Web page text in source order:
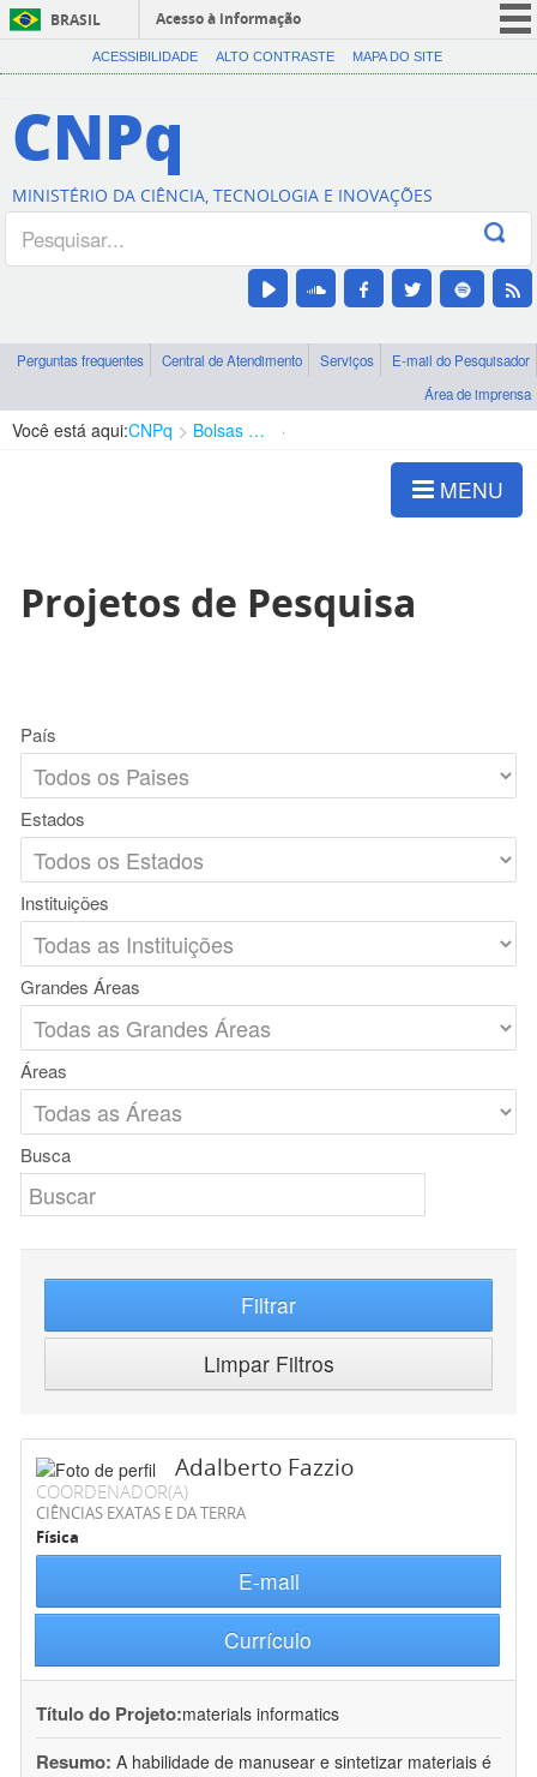
BRASIL
Acesso à informação
CORONAVÍRUS (COVID-19)
Canais
ACESSIBILIDADE ALTO CONTRASTE MAPA DO SITE
CNPq
MINISTÉRIO DA CIÊNCIA, TECNOLOGIA E INOVAÇÕES
Perguntas frequentes Central de Atendimento Serviços
E-mail do Pesquisador
Área de imprensa
Você está aqui:CNPq Bolsas e Auxílios Vigentes
MENU
Projetos de Pesquisa
País
Estados
Instituições
Grandes Áreas
Áreas
Busca
Filtrar
Limpar Filtros
Adalberto Fazzio
COORDENADOR(A)
CIÊNCIAS EXATAS E DA TERRA
Física
E-mail
Currículo
Título do Projeto:materials informatics
Resumo: A habilidade de manusear e sintetizar materiais é